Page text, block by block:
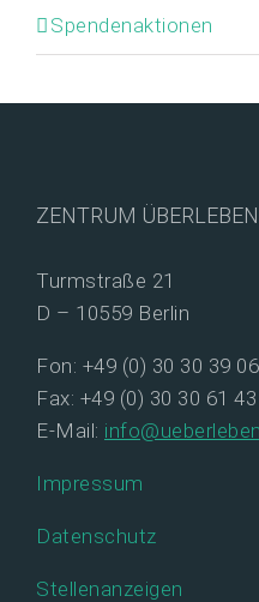
Spendenaktionen
ZENTRUM ÜBERLEBEN
Turmstraße 21
D – 10559 Berlin
Fon: +49 (0) 30 30 39
Fax: +49 (0) 30 30 61 43
E-Mail:
Impressum
Datenschutz
Stellenanzeigen